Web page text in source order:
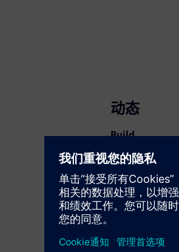
动态
Build
通过打造新产
升级或扩展，
品，打造全新